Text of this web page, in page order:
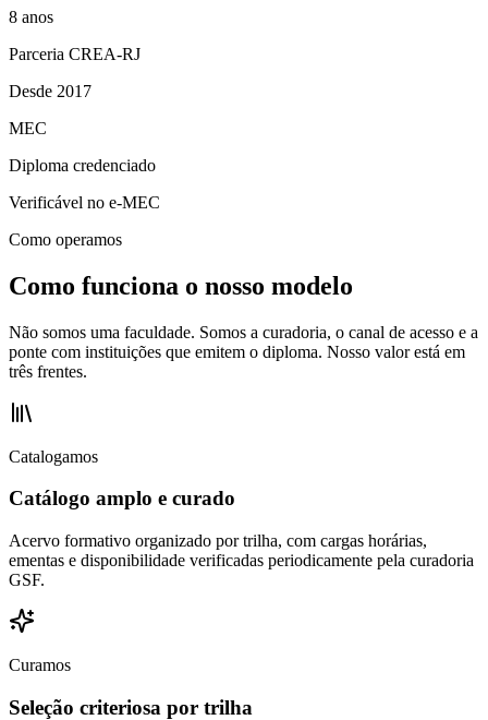
8 anos
Parceria CREA-RJ
Desde 2017
MEC
Diploma credenciado
Verificável no e-MEC
Como operamos
Como funciona o nosso modelo
Não somos uma faculdade. Somos a curadoria, o canal de acesso e a
ponte com instituições que emitem o diploma. Nosso valor está em
três frentes.
Catalogamos
Catálogo amplo e curado
Acervo formativo organizado por trilha, com cargas horárias,
ementas e disponibilidade verificadas periodicamente pela curadoria
GSF.
Curamos
Seleção criteriosa por trilha